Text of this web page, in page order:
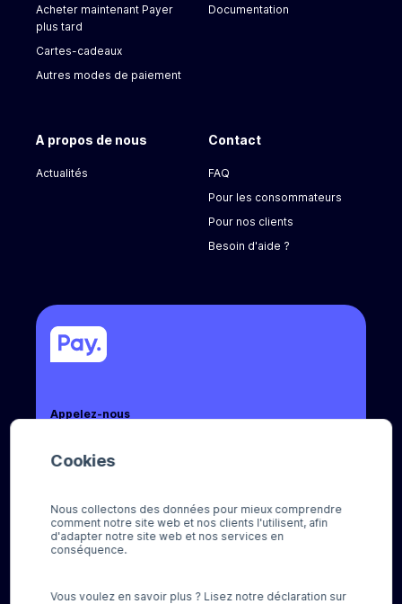
Cookies
Nous collectons des données pour mieux comprendre
comment notre site web et nos clients l'utilisent, afin
d'adapter notre site web et nos services en
conséquence.
Vous voulez en savoir plus ? Lisez notre déclaration sur
Appelez-nous
Socials
Acheter maintenant Payer
plus tard
Cartes-cadeaux
Autres modes de paiement
Documentation
A propos de nous
Actualités
Contact
FAQ
Pour les consommateurs
Pour nos clients
Besoin d'aide ?